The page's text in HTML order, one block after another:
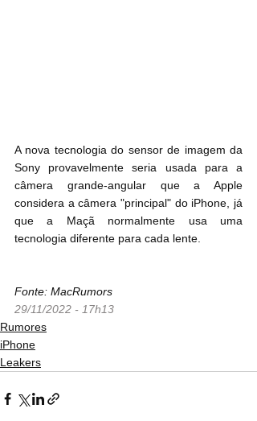
A nova tecnologia do sensor de imagem da
Sony provavelmente seria usada para a
câmera grande-angular que a Apple
considera a câmera "principal" do iPhone, já
que a Maçã normalmente usa uma
tecnologia diferente para cada lente.
Fonte: MacRumors
29/11/2022 - 17h13
Rumores
iPhone
Leakers